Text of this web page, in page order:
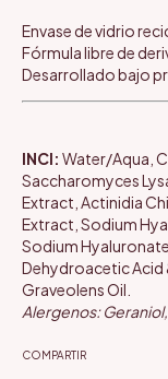
Envase de vidrio
Fórmula libre de
Desarrollado bajo
INCI: Water/Aqua,
Saccharomyces
Extract, Actinidia
Extract, Sodium
Sodium
Dehydroacetic Acid
Graveolens Oil.
Alergenos:
COMPARTIR